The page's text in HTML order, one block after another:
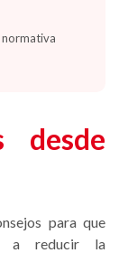
normativa
desde
para que
a reducir la